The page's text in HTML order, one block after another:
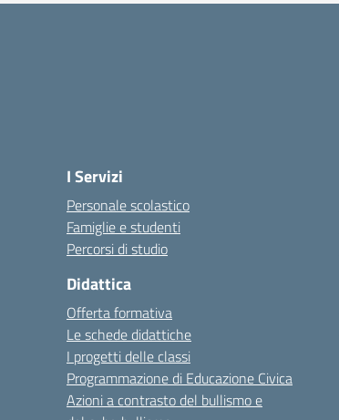
I Servizi
Personale scolastico
Famiglie e studenti
Percorsi di studio
Didattica
Offerta formativa
Le schede didattiche
I progetti delle classi
Programmazione di Educazione Civica
Azioni a contrasto del bullismo e